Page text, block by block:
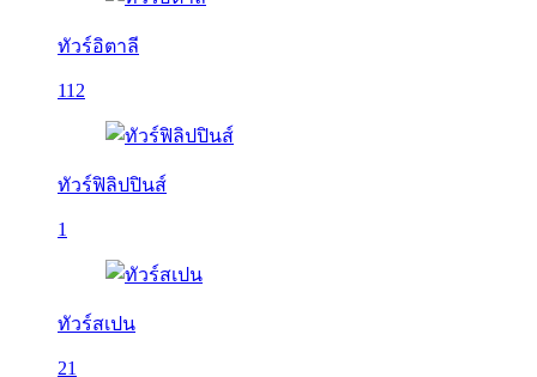
ทัวร์อิตาลี
112
ทัวร์ฟิลิปปินส์
1
ทัวร์สเปน
21